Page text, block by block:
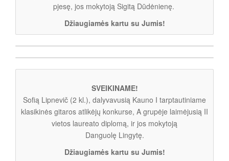
pjesę, jos mokytoją Sigitą Dūdėnienę.
Džiaugiamės kartu su Jumis!
SVEIKINAME!
Sofią Lipnevič (2 kl.), dalyvavusią Kauno I tarptautiniame
klasikinės gitaros atlikėjų konkurse, A grupėje laimėjusią II
vietos laureato diplomą, ir jos mokytoją
Danguolę Lingytę.
Džiaugiamės kartu su Jumis!